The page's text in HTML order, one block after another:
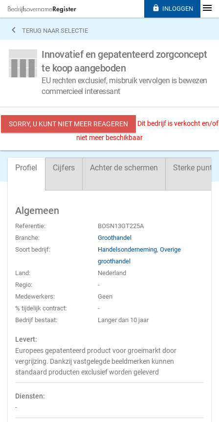
 TERUG NAAR SELECTIE
Innovatief en gepatenteerd zorgconcept
te koop aangeboden
EU rechten exclusief, misbruik vervolgen is bewezen
commercieel interessant
SORRY, U KUNT NIET MEER REAGEREN
Dit bedrijf is verkocht en/of
niet meer beschikbaar
Profiel Cijfers Achter de schermen Sterke
Algemeen
Referentie:
BOSN13GT225A
Branche:
Groothandel
Soort bedrijf:
Handelsonderneming,Overige
groothandel
Land:
Nederland
Regio:
-
Medewerkers:
Geen
% tijdelijk contract:
-
Bedrijf bestaat:
Langer dan 10 jaar
Levert:
Europees gepatenteerd product voor groeimarkt door
vergrijzing. Dankzij vastgelegde beeldmerken kunnen
standaard producten exclusief worden geleverd
Diensten:
-
 INLOGGEN